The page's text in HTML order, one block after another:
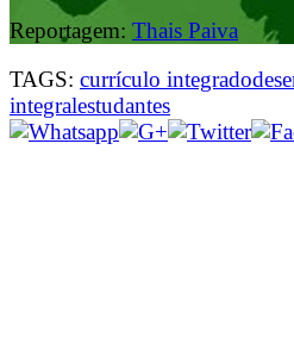
Reportagem: Thais Paiva
TAGS: currículo integrado
integralestudantes